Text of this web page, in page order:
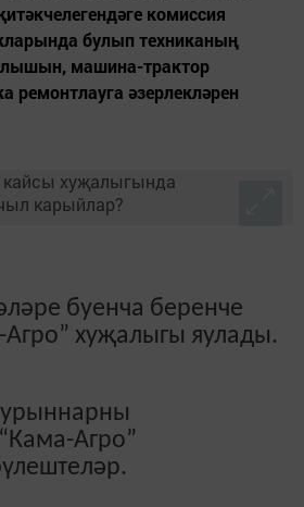
комиссия
булып техниканың
машина-трактор
ремонтлауга әзерлекләрен
буенча беренче
хуҗалыгы яулады.
Агро”